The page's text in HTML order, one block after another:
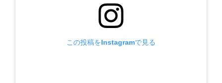
この投稿をInstagramで見る